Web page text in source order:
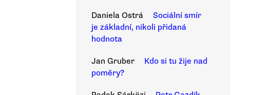
Daniela Ostrá
Sociální smír
je základní, nikoli přidaná
hodnota
Jan Gruber
Kdo si tu žije nad
poměry?